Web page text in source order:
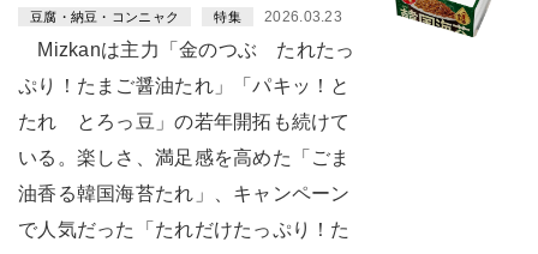
豆腐・納豆・コンニャク 特集 2026.03.23
Mizkanは主力「金のつぶ たれたっ
ぷり！たまご醤油たれ」「パキッ！と
たれ とろっ豆」の若年開拓も続けて
いる。楽しさ、満足感を高めた「ごま
油香る韓国海苔たれ」、キャンペーン
で人気だった「たれだけたっぷり！た